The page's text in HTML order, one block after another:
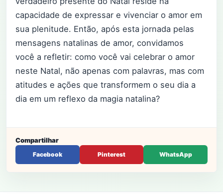
capacidade de expressar e vivenciar o amor em
sua plenitude. Então, após esta jornada pelas
mensagens natalinas de amor, convidamos
você a refletir: como você vai celebrar o amor
neste Natal, não apenas com palavras, mas com
atitudes e ações que transformem o seu dia a
dia em um reflexo da magia natalina?
Compartilhar
Facebook Pinterest WhatsApp